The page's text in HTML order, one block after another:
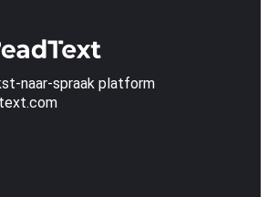
naar-spraak platform